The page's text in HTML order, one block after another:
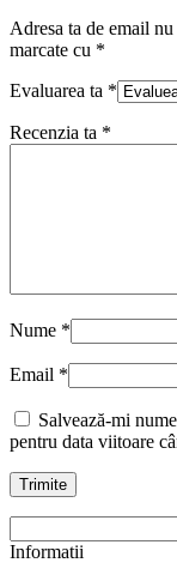
Adresa ta de email
marcate cu *
Evaluarea ta *
Recenzia ta *
Nume *
Email *
Salvează-mi
pentru data viitoare
Informatii